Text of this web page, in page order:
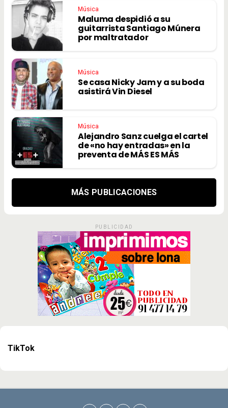
Música
Maluma despidió a su
guitarrista Santiago Múnera
por maltratador
Música
Se casa Nicky Jam y a su boda
asistirá Vin Diesel
Música
Alejandro Sanz cuelga el cartel
de «no hay entradas» en la
preventa de MÁS ES MÁS
MÁS PUBLICACIONES
PUBLICIDAD
TikTok